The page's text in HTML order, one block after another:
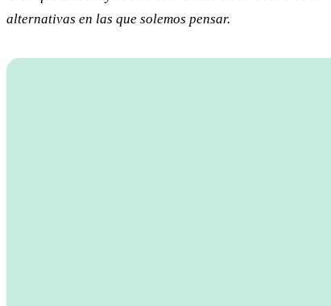
alternativas en las que solemos pensar.